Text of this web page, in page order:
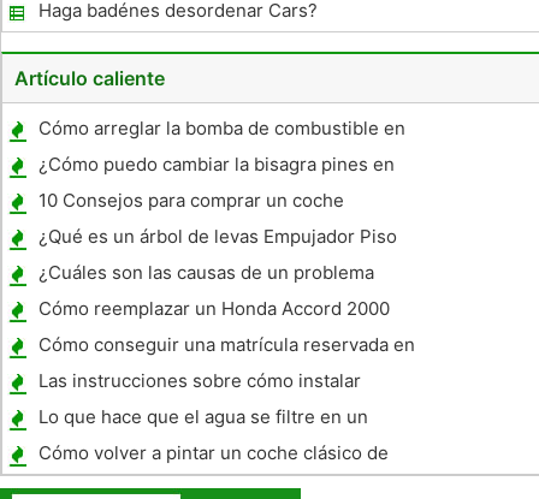
Haga badénes desordenar Cars?
Artículo caliente
Cómo arreglar la bomba de combustible en
un Acura 3.5 RL
¿Cómo puedo cambiar la bisagra pines en
un camión Ford?
10 Consejos para comprar un coche
¿Qué es un árbol de levas Empujador Piso
¿Cuáles son las causas de un problema
eléctrico con un coche?
Cómo reemplazar un Honda Accord 2000
Stereo
Cómo conseguir una matrícula reservada en
Massachusetts
Las instrucciones sobre cómo instalar
Radios de los coches del mercado de
accesorios
Lo que hace que el agua se filtre en un
Buick Century 2003?
Cómo volver a pintar un coche clásico de
agregar valor